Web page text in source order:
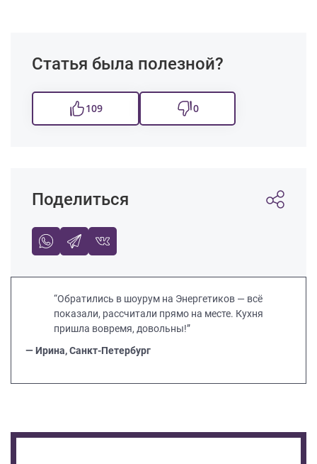
Статья была полезной?
109 0
Поделиться
“Обратились в шоурум на Энергетиков — всё
показали, рассчитали прямо на месте. Кухня
пришла вовремя, довольны!”
— Ирина, Санкт-Петербург